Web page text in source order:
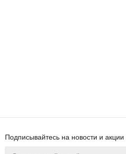
Подписывайтесь на новости и акции